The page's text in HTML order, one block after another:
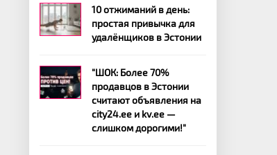
10 отжиманий в день:
простая привычка для
удалёнщиков в Эстонии
"ШОК: Более 70%
продавцов в Эстонии
считают объявления на
city24.ee и kv.ee —
слишком дорогими!"